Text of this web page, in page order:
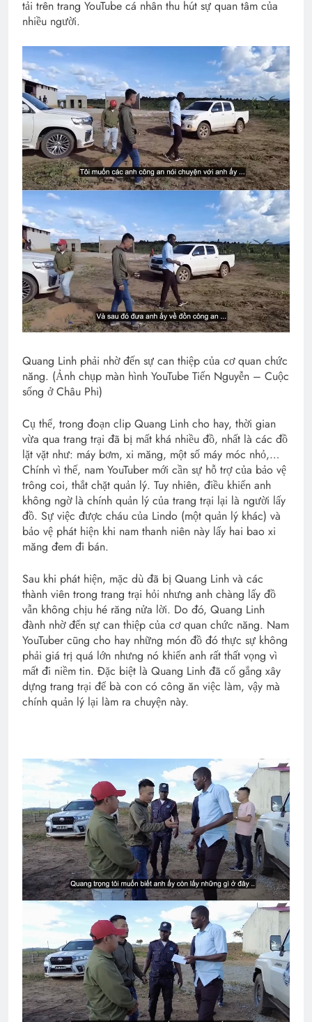
tải trên trang YouTube cá nhân thu hút sự quan tâm của
nhiều người.
Quang Linh phải nhờ đến sự can thiệp của cơ quan chức
năng. (Ảnh chụp màn hình YouTube Tiến Nguyễn – Cuộc
sống ở Châu Phi)
Cụ thể, trong đoạn clip Quang Linh cho hay, thời gian
vừa qua trang trại đã bị mất khá nhiều đồ, nhất là các đồ
lặt vặt như: máy bơm, xi măng, một số máy móc nhỏ,…
Chính vì thế, nam YouTuber mới cần sự hỗ trợ của bảo vệ
trông coi, thắt chặt quản lý. Tuy nhiên, điều khiến anh
không ngờ là chính quản lý của trang trại lại là người lấy
đồ. Sự việc được cháu của Lindo (một quản lý khác) và
bảo vệ phát hiện khi nam thanh niên này lấy hai bao xi
măng đem đi bán.
Sau khi phát hiện, mặc dù đã bị Quang Linh và các
thành viên trong trang trại hỏi nhưng anh chàng lấy đồ
vẫn không chịu hé răng nửa lời. Do đó, Quang Linh
đành nhờ đến sự can thiệp của cơ quan chức năng. Nam
YouTuber cũng cho hay những món đồ đó thực sự không
phải giá trị quá lớn nhưng nó khiến anh rất thất vọng vì
mất đi niềm tin. Đặc biệt là Quang Linh đã cố gắng xây
dựng trang trại để bà con có công ăn việc làm, vậy mà
chính quản lý lại làm ra chuyện này.